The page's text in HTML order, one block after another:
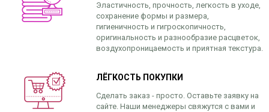
Эластичность, прочность, легкость в уходе,
сохранение формы и размера,
гигиеничность и гигроскопичность,
оригинальность и разнообразие расцветок,
воздухопроницаемость и приятная текстура.
ЛЁГКОСТЬ ПОКУПКИ
Сделать заказ - просто. Оставьте заявку на
сайте. Наши менеджеры свяжутся с вами и